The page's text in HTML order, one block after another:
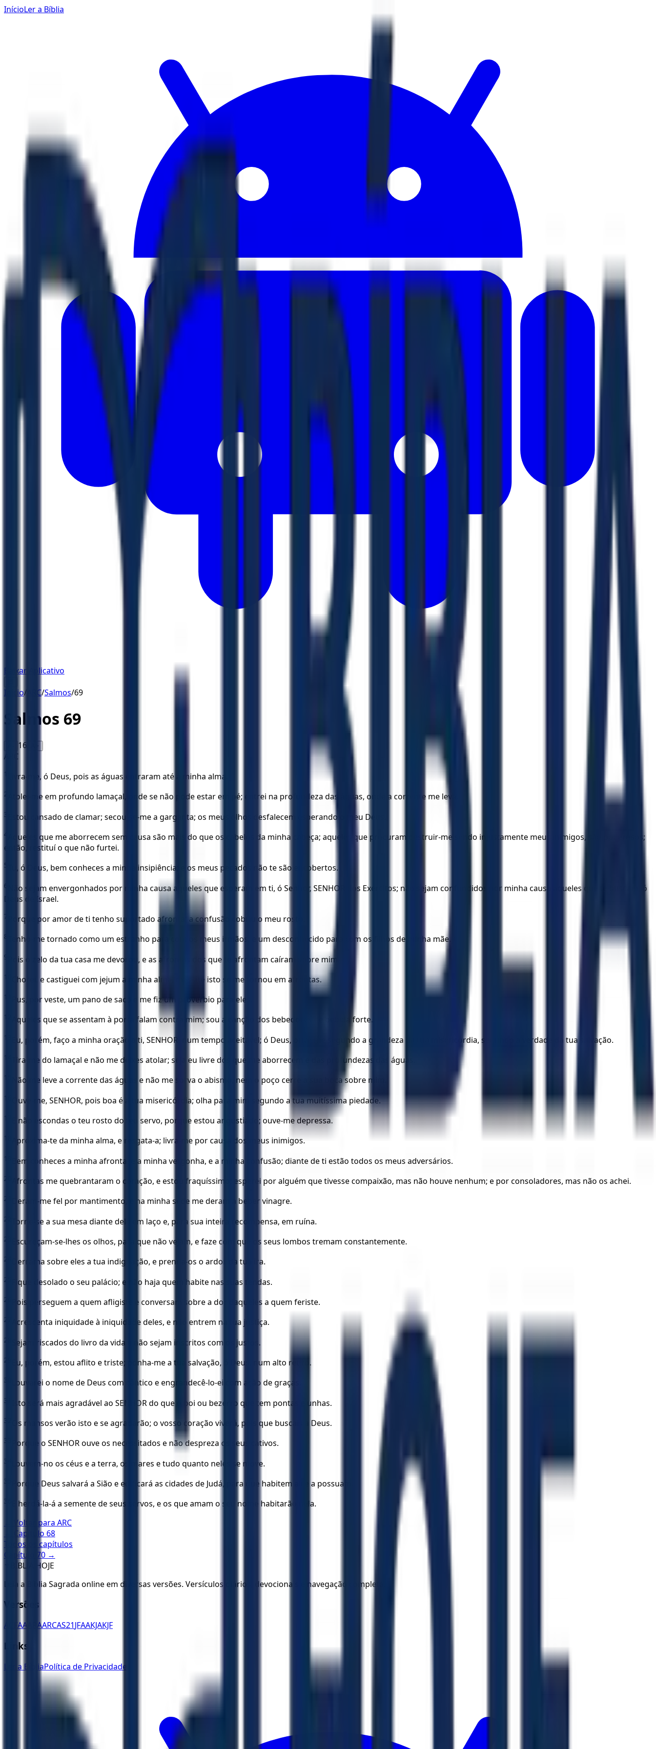
InícioLer a Bíblia
Baixar Aplicativo
Início/ ARC/Salmos/69
Salmos 69
16 A+
ARC
1 Livra-me, ó Deus, pois as águas entraram até à minha alma.
2 Atolei-me em profundo lamaçal, onde se não pode estar em pé; entrei na profundeza das águas, onde a corrente me leva.
3 Estou cansado de clamar; secou-se-me a garganta; os meus olhos desfalecem esperando o meu Deus.
4
Aqueles que me aborrecem sem causa são mais do que os cabelos da minha cabeça; aqueles que procuram destruir-me sendo injustamente meus inimigos, são poderosos;
então, restituí o que não furtei.
5 Tu, ó Deus, bem conheces a minha insipiência; e os meus pecados não te são encobertos.
6
Não sejam envergonhados por minha causa aqueles que esperam em ti, ó Senhor, SENHOR dos Exércitos; não sejam confundidos por minha causa aqueles que te buscam, ó
Deus de Israel.
7 Porque por amor de ti tenho suportado afronta; a confusão cobriu o meu rosto.
8 Tenho-me tornado como um estranho para com os meus irmãos, e um desconhecido para com os filhos de minha mãe.
9 Pois o zelo da tua casa me devorou, e as afrontas dos que te afrontam caíram sobre mim.
10 Chorei, e castiguei com jejum a minha alma, mas até isto se me tornou em afrontas.
11 Pus, por veste, um pano de saco e me fiz um provérbio para eles.
12 Aqueles que se assentam à porta falam contra mim; sou a canção dos bebedores de bebida forte.
13 Eu, porém, faço a minha oração a ti, SENHOR, num tempo aceitável; ó Deus, ouve-me segundo a grandeza da tua misericórdia, segundo a verdade da tua salvação.
14 Tira-me do lamaçal e não me deixes atolar; seja eu livre dos que me aborrecem e das profundezas das águas.
15 Não me leve a corrente das águas e não me sorva o abismo, nem o poço cerre a sua boca sobre mim.
16 Ouve-me, SENHOR, pois boa é a tua misericórdia; olha para mim segundo a tua muitíssima piedade.
17 E não escondas o teu rosto do teu servo, porque estou angustiado; ouve-me depressa.
18 Aproxima-te da minha alma, e resgata-a; livra-me por causa dos meus inimigos.
19 Bem conheces a minha afronta, e a minha vergonha, e a minha confusão; diante de ti estão todos os meus adversários.
20 Afrontas me quebrantaram o coração, e estou fraquíssimo; esperei por alguém que tivesse compaixão, mas não houve nenhum; e por consoladores, mas não os achei.
21 Deram-me fel por mantimento, e na minha sede me deram a beber vinagre.
22 Torne-se a sua mesa diante dele em laço e, para sua inteira recompensa, em ruína.
23 Escureçam-se-lhes os olhos, para que não vejam, e faze com que os seus lombos tremam constantemente.
24 Derrama sobre eles a tua indignação, e prenda-os o ardor da tua ira.
25 Fique desolado o seu palácio; e não haja quem habite nas suas tendas.
26 Pois perseguem a quem afligiste e conversam sobre a dor daqueles a quem feriste.
27 Acrescenta iniquidade à iniquidade deles, e não entrem na tua justiça.
28 Sejam riscados do livro da vida e não sejam inscritos com os justos.
29 Eu, porém, estou aflito e triste; ponha-me a tua salvação, ó Deus, num alto retiro.
30 Louvarei o nome de Deus com cântico e engrandecê-lo-ei com ação de graças.
31 Isto será mais agradável ao SENHOR do que o boi ou bezerro que tem pontas e unhas.
32 Os mansos verão isto e se agradarão; o vosso coração viverá, pois que buscais a Deus.
33 Porque o SENHOR ouve os necessitados e não despreza os seus cativos.
34 Louvem-no os céus e a terra, os mares e tudo quanto neles se move.
35 Porque Deus salvará a Sião e edificará as cidades de Judá, para que habitem ali e a possuam.
36
E herdá-la-á a semente de seus servos, e os que amam o seu nome habitarão nela.
← Voltar para ARC
← Capítulo 68
Todos os capítulos
Capítulo
70 →
BÍBLIA HOJE
Leia a Bíblia Sagrada online em diversas versões. Versículos diários, devocionais e navegação completa.
Versões
ACFAA ARAARCAS21JFAAKJAKJF
Links
Ler a BíbliaPolítica de Privacidade